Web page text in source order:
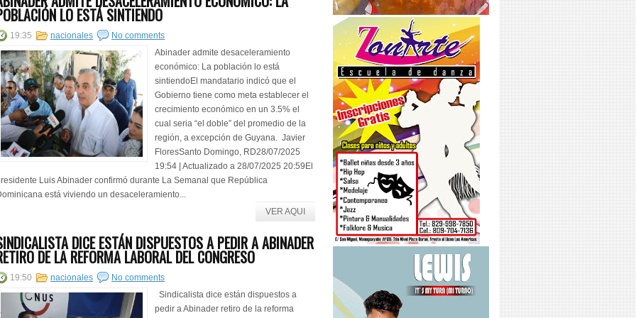
LO ESTÁ SINTIENDO
19:35 nacionales
No comments
Abinader admite desaceleramiento
económico: La población lo está
sintiendoEl mandatario indicó que el
Gobierno tiene como meta establecer el
crecimiento económico en un 3.5% el
cual seria “el doble” del promedio de la
región, a excepción de Guyana. Javier
FloresSanto Domingo, RD28/07/2025
19:54 | Actualizado a 28/07/2025 20:59El
Luis Abinader confirmó durante La Semanal que República
está viviendo un desaceleramiento...
VER AQUI
DICE ESTÁN DISPUESTOS A PEDIR A ABINADER
DE LA REFORMA LABORAL DEL CONGRESO
19:50 nacionales
No comments
Sindicalista dice están dispuestos a
pedir a Abinader retiro de la reforma